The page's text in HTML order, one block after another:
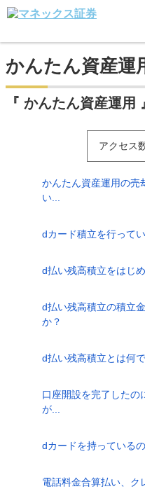
かんたん資産運
『 かんたん資産運用
アクセス
かんたん資産運用の売
い...
dカード積立を行って
d払い残高積立をはじ
d払い残高積立の積立
か？
d払い残高積立とは何
口座開設を完了したの
が...
dカードを持っている
電話料金合算払い、ク